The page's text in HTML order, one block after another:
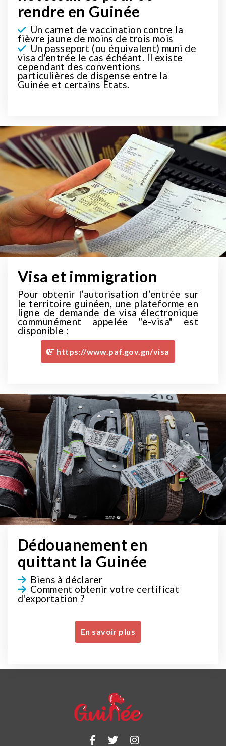
rendre en Guinée
Un carnet de vaccination contre la
fièvre jaune de moins de trois mois
Un passeport (ou équivalent) muni de
visa d'entrée le cas échéant. Il existe
cependant des conventions
particulières de dispense entre la
Guinée et certains États.
Visa et immigration
Pour obtenir l’autorisation d’entrée sur
le territoire guinéen, une plateforme en
ligne de demande de visa électronique
communément appelée "e-visa" est
disponible :
https://www.paf.gov.gn/visa
Dédouanement en
quittant la Guinée
Biens à déclarer
Comment obtenir votre certificat
d'exportation ?
En savoir plus